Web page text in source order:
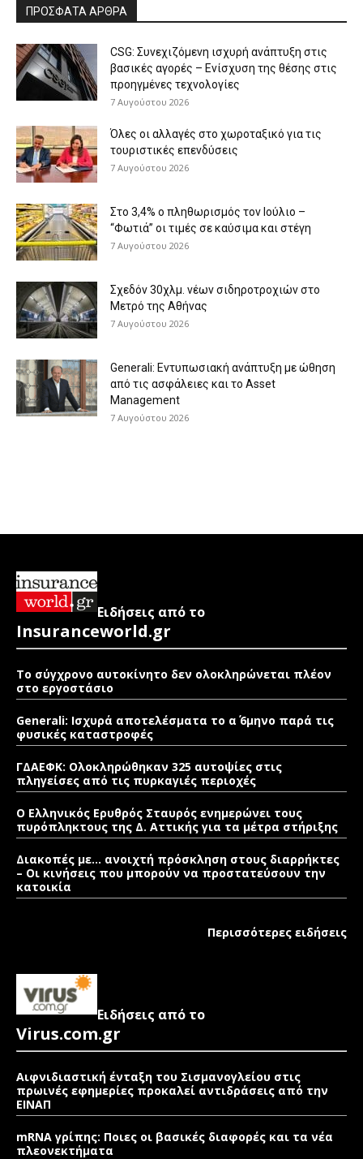
ΠΡΟΣΦΑΤΑ ΑΡΘΡΑ
CSG: Συνεχιζόμενη ισχυρή ανάπτυξη στις
βασικές αγορές – Ενίσχυση της θέσης στις
προηγμένες τεχνολογίες
7 Αυγούστου 2026
Όλες οι αλλαγές στο χωροταξικό για τις
τουριστικές επενδύσεις
7 Αυγούστου 2026
Στο 3,4% ο πληθωρισμός τον Ιούλιο –
“Φωτιά” οι τιμές σε καύσιμα και στέγη
7 Αυγούστου 2026
Σχεδόν 30χλμ. νέων σιδηροτροχιών στο
Μετρό της Αθήνας
7 Αυγούστου 2026
Generali: Eντυπωσιακή ανάπτυξη με ώθηση
από τις ασφάλειες και το Asset
Management
7 Αυγούστου 2026
Ειδήσεις από το
Insuranceworld.gr
Το σύγχρονο αυτοκίνητο δεν ολοκληρώνεται πλέον
στο εργοστάσιο
Generali: Ισχυρά αποτελέσματα το α΄ 6μηνο παρά τις
φυσικές καταστροφές
ΓΔΑΕΦΚ: Ολοκληρώθηκαν 325 αυτοψίες στις
πληγείσες από τις πυρκαγιές περιοχές
Ο Ελληνικός Ερυθρός Σταυρός ενημερώνει τους
πυρόπληκτους της Δ. Αττικής για τα μέτρα στήριξης
Διακοπές με… ανοιχτή πρόσκληση στους διαρρήκτες
– Οι κινήσεις που μπορούν να προστατεύσουν την
κατοικία
Περισσότερες ειδήσεις
Ειδήσεις από το
Virus.com.gr
Αιφνιδιαστική ένταξη του Σισμανογλείου στις
πρωινές εφημερίες προκαλεί αντιδράσεις από την
ΕΙΝΑΠ
mRNA γρίπης: Ποιες οι βασικές διαφορές και τα νέα
πλεονεκτήματα